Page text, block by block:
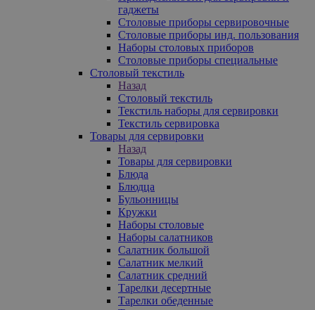
гаджеты
Столовые приборы сервировочные
Столовые приборы инд. пользования
Наборы столовых приборов
Столовые приборы специальные
Столовый текстиль
Назад
Столовый текстиль
Текстиль наборы для сервировки
Текстиль сервировка
Товары для сервировки
Назад
Товары для сервировки
Блюда
Блюдца
Бульонницы
Кружки
Наборы столовые
Наборы салатников
Салатник большой
Салатник мелкий
Салатник средний
Тарелки десертные
Тарелки обеденные